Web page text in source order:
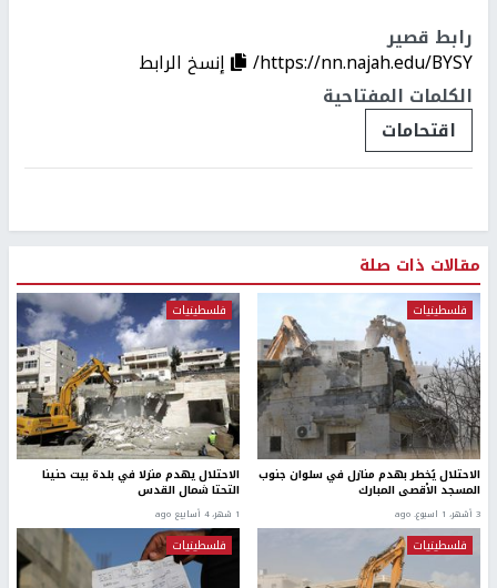
رابط قصير
https://nn.najah.edu/BYSY/
إنسخ الرابط
الكلمات المفتاحية
اقتحامات
مقالات ذات صلة
فلسطينيات
الاحتلال يُخطر بهدم منازل في سلوان جنوب
المسجد الأقصى المبارك
3 أشهر، 1 اسبوع. ago
فلسطينيات
الاحتلال يهدم منزلا في بلدة بيت حنينا
التحتا شمال القدس
1 شهر، 4 أسابيع ago
فلسطينيات فلسطينيات